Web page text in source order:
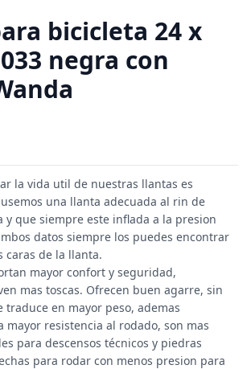
bicicleta 24 x
negra con
la vida util de nuestras llantas es
una llanta adecuada al rin de
y que siempre este inflada a la presion
datos siempre los puedes encontrar
caras de la llanta.
mayor confort y seguridad,
mas toscas. Ofrecen buen agarre, sin
traduce en mayor peso, ademas
mayor resistencia al rodado, son mas
para descensos técnicos y piedras
para rodar con menos presion para